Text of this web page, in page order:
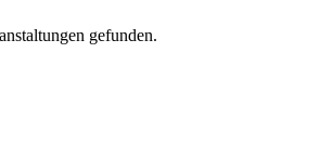
gefunden.